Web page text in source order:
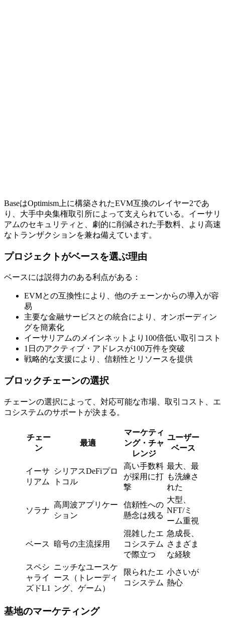
BaseはOptimism上に構築されたEVM互換のレイヤー2であ
り、大手中央集権取引所によって支えられている。イーサリ
アムのセキュリティと、劇的に削減された手数料、より高速
なトランザクションを兼ね備えています。
プロジェクトがベースを選ぶ理由
ベースには説得力のある利点がある：
EVMとの互換性により、他のチェーンからの導入が容
易
主要な金融サービスとの統合により、オンボーディン
グを簡素化
イーサリアムのメインネットより100倍低い取引コスト
1日のアクティブ・アドレスが100万件を突破
戦略的な支援により、信頼性とリソースを提供
ブロックチェーンの選択
チェーンの選択によって、対応可能な市場、取引コスト、エ
コシステムのサポートが決まる。
チェー
ン
最適
マーケティ
ング・チャ
レンジ
ユーザー
ベース
イーサ
リアム
シリアスDeFiプロ
トコル
高い手数料
が採用に打
撃
最大、最
も洗練さ
れた
ソラナ
高周波アプリケー
ション
信頼性への
懸念は残る
大型、
NFT/ミ
ーム重視
ベース 暗号の主流採用
混雑したエ
コシステム
で際立つ
急成長、
さまざま
な経験
スペシ
ャライ
ズドL1
ニッチなユースケ
ース（トレーディ
ング、ゲーム）
限られたエ
コシステム
小さいが
熱心
基地のマーケティング